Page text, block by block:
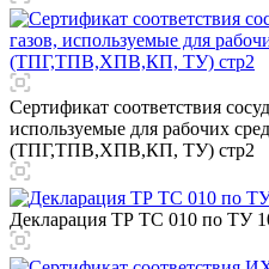
Сертификат соответствия
используемые для рабочих
(ТПГ,ТПВ,ХПВ,КП, ТУ) стр2
Декларация ТР ТС 010 по ТУ